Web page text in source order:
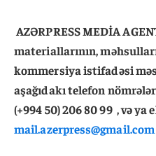
AZƏRPRESS MEDİA
materiallarının,
kommersiya istifadəsi
aşağıdakı telefon
(+994 50) 206 80 99 , və ya
mail.azerpress@gmail.com